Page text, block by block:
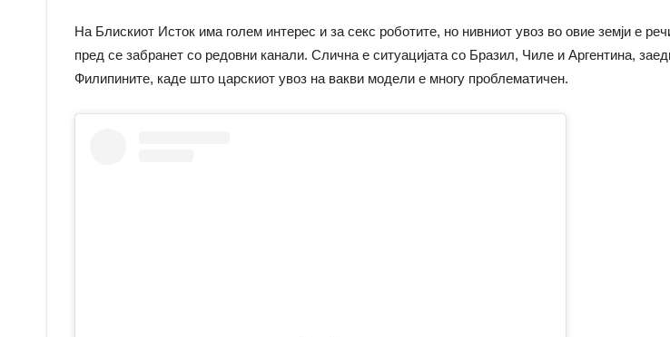
На Блискиот Исток има голем интерес и за секс роботите, но нивниот увоз во овие земји е
пред се забранет со редовни канали. Слична е ситуацијата со Бразил, Чиле и Аргентина,
Филипините, каде што царскиот увоз на вакви модели е многу проблематичен.